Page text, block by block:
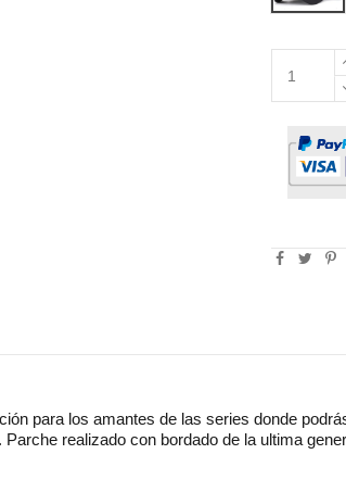
para los amantes de las series donde
realizado con bordado de la ultima